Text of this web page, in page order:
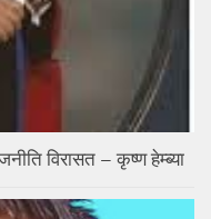
विरासत – कृष्ण हेम्ब्या